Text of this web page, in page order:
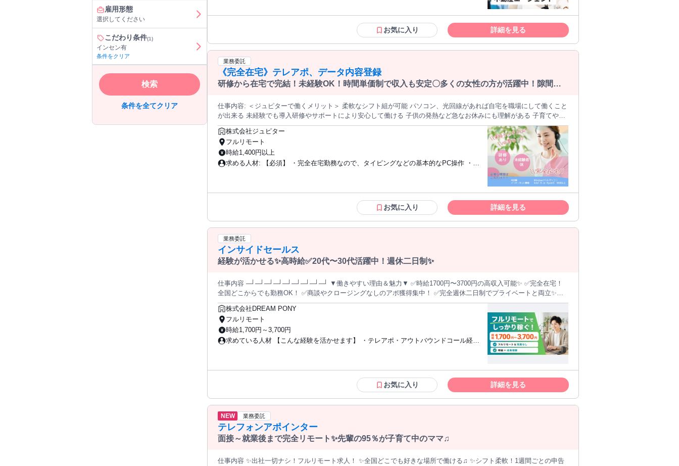
雇用形態
選択してください
こだわり条件(1)
インセン有
条件をクリア
検索
条件を全てクリア
お持ちの方へ。 当社は売買・賃貸の両方を扱うエージェント制度を運営しています。 ※名義貸し・免許貸しではあり
ません。
お気に入り 詳細を見る
業務委託
《完全在宅》テレアポ、データ内容登録
研修から在宅で完結！未経験OK！時間単価制で収入も安定〇多くの女性の方が活躍中！隙間時
仕事内容: ＜ジュピターで働くメリット＞ 柔軟なシフト組が可能 パソコン、光回線があれば自宅を職場にして働くこと
が出来る 未経験でも導入研修やサポートにより安心して働ける 子供の発熱など急なお休みにも理解がある 子育てや介
護中のスタッフも長期的に在籍 シニアや中高年など、仕事や家庭が一段落した方も安心 ジュピターには、様々なライ
フスタイルの女性が在籍し、 家庭や自分の時間を大切にしながら働くことを継続しています。 ＜具体的な業務内容＞
・架電リストをもとに、電話でご案内 ・PCデータ入力（営業スタッフへバトンタッチ） 皆様には、クライアント様と
ワンチームとなって、同じ目標を共有していきます。 弊社からは、必ず勤務前に研修を実施し、勤務中はチャットや電
話で親身になってサポートします。 ジュピターには研修を終え、一定の基準を満たしたプロのコールスタッフが在籍し
ており、 さらに能力だけでなく、人柄の優れた方が働いているので、丁寧でお客様の気持ちに寄り添ったテレアポ提案
して働きたい」という思いのある方、 ジュピターのコールスタッフとして働いてみませんか？
株式会社ジュピター
フルリモート
時給1,400円以上
求める人材: 【必須】 ・完全在宅勤務なので、タイピングなどの基本的なPC操作 ・シ
方 ・営業経験者 ・接客販売経験者 ・コール未経験の方でも、リーダーとして活躍で
【お仕事に必要なもの】 ・面接前の用意 光回線の契約（業務中はWi-Fi環境不可）
Windows11のPC（CPU： Corei5またはRyzen5以上、メモリ：8GB以上) ※Mac、タブ
レットPC不可 ・面接後の用意 マウス 有線LAN USBヘッドセット 貸与は行っており
ませんので、ご理解下さい。
お気に入り 詳細を見る
業務委託
インサイドセールス
経験が活かせる✨高時給✅20代〜30代活躍中！週休二日制✨
仕事内容 ─┘─┘─┘─┘─┘─┘─┘─┘─┘ ▼働きやすい理由＆魅力▼ ✅時給1700円〜3700円の高収入可能✨ ✅完全在宅！
全国どこからでも勤務OK！ ✅商談やクロージングなしのアポ獲得集中！ ✅完全週休二日制でプライベートと両立✨
✅20代・30代のスタッフ多数活躍中！ ─┘─┘─┘─┘─┘─┘─┘─┘─┘ ＼これまでの営業・接客経験を、フルリモートで活
かしませんか？／ 自社サービスに興味を持たれた個人や法人のお客様へ電話でご案内し、オンライン説明会や商談のア
ポイントを設定するお仕事です 完全在宅勤務のため、全国どこからでも働けます！ 出社はありません。 「営業や接客
の経験を、通勤なしで活かしたい」 「地方に住みながら仕事を続けたい」 「商談より、案内やアポ獲得の方が得意」
「自分のペースで在宅ワークをしたい」 一つでも当てはまる方に、ぜひ知ってほしい仕事です！ あなたにお願いする
アリング」 「アポイント獲得」 に集中できる仕事です。 ━━━━━━━━━━━━━━━━━━ ■ 個人・法人リスト
への架電 事前にご用意したリスト（広告やWebからお問い合わせいただいた反響リストが中心）をもとに電話をかけま
す。飛び込みのような無差別架電ではありません。 ■ サービスのご案内 トークスクリプトをベースに、DREAMPONY
の物販フランチャイズ・副業支援サービス（Amazon物販を中心とした在宅ではじめられる副業モデルなど）をご案内
在のお困りごとや、副業・事業に対するご希望を確認します。一方的に説明するのではなく、相手の話を聞きながらご
案内します。 ■ オンライン説明会・商談の日程設定 興味を持っていただいた方と、担当スタッフとのオンライン面談
（説明会・商談）の日程を調整します。 ■ 担当へ情報共有 ヒアリング内容や面談日時をシステムへ入力し、担当へ共
株式会社DREAM PONY
フルリモート
時給1,700円～3,700円
求めている人材 【こんな経験を活かせます】 ・テレアポ・アウトバウンドコール経験
ん。 営業・接客の実務経験1年前後を目安としています。 【こんな方に向いていま
す】 ・経験を活かして在宅で働きたい方 ・電話で人と話すことに抵抗がない方 ・相
手の話を聞くことが得意な方 ・アポイント獲得・案内が得意な方 ・目標を意識して働
ける方 ・自分で仕事の時間を管理できる方 【特に歓迎する方】 ・個人向け（BtoC）
または法人向け（BtoB）のアウトバウンド営業経験がある方 ・架電数やアポ率などの
数字を意識して働いた経験がある方 ・副業、物販、フランチャイズなどのテーマに関
心がある方 学歴・業界経験は不問です！
お気に入り 詳細を見る
NEW 業務委託
テレフォンアポインター
面接～就業後まで完全リモート✨先輩の95％が子育て中のママ♫
仕事内容 ✨出社一切ナシ！フルリモート求人！ ✨全国どこでも好きな場所で働ける♫ ✨シフト柔軟！1週間ごとの申告